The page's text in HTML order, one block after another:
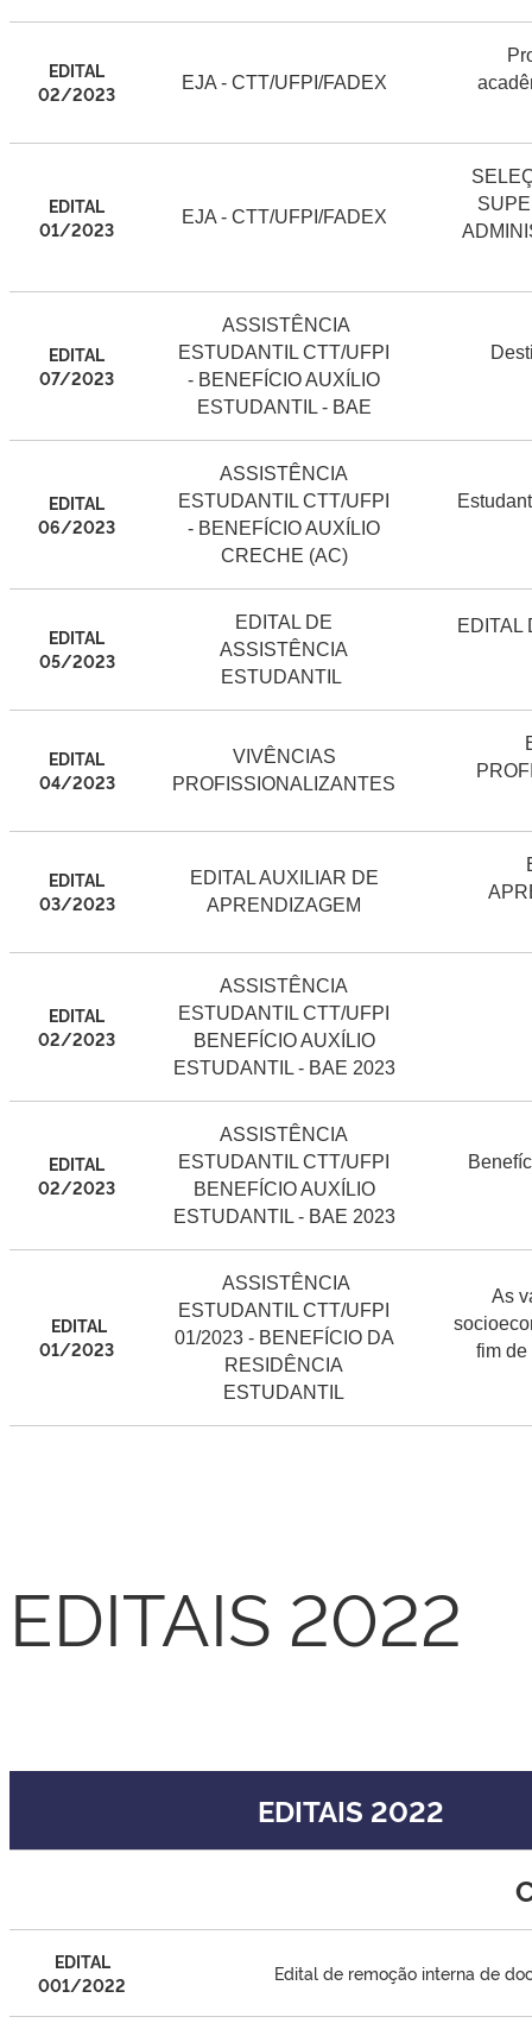
EDITAL
02/2023
EJA - CTT/UFPI/FADEX
EDITAL
01/2023
EJA - CTT/UFPI/FADEX
EDITAL
07/2023
ASSISTÊNCIA
ESTUDANTIL CTT/UFPI
- BENEFÍCIO AUXÍLIO
ESTUDANTIL - BAE
EDITAL
06/2023
ASSISTÊNCIA
ESTUDANTIL CTT/UFPI
- BENEFÍCIO AUXÍLIO
CRECHE (AC)
EDITAL
05/2023
EDITAL DE
ASSISTÊNCIA
ESTUDANTIL
EDITAL
EDITAL
04/2023
VIVÊNCIAS
PROFISSIONALIZANTES
EDITAL
03/2023
EDITAL AUXILIAR DE
APRENDIZAGEM
EDITAL
02/2023
ASSISTÊNCIA
ESTUDANTIL CTT/UFPI
BENEFÍCIO AUXÍLIO
ESTUDANTIL - BAE 2023
EDITAL
02/2023
ASSISTÊNCIA
ESTUDANTIL CTT/UFPI
BENEFÍCIO AUXÍLIO
ESTUDANTIL - BAE 2023
EDITAL
01/2023
ASSISTÊNCIA
ESTUDANTIL CTT/UFPI
01/2023 - BENEFÍCIO DA
RESIDÊNCIA
ESTUDANTIL
As
fim de
EDITAIS 2022
EDITAIS 2022
EDITAL
001/2022
Edital de remoção interna de